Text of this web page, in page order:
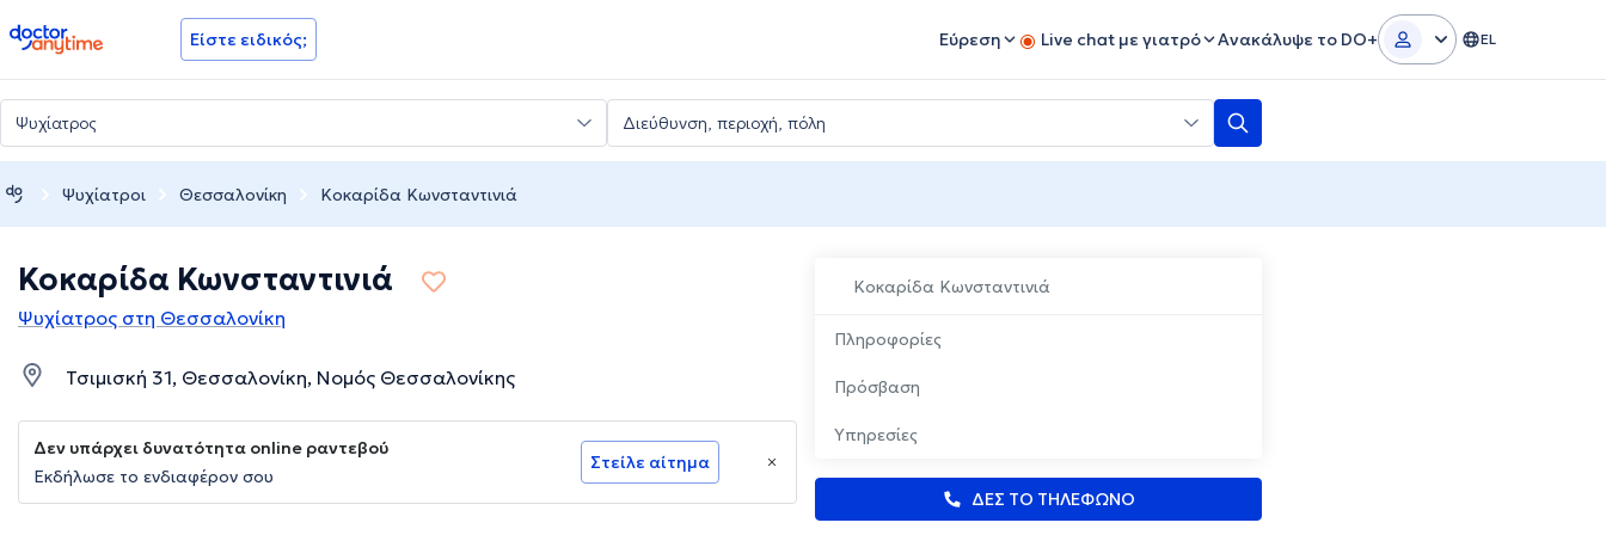
doctoranytime Είστε ειδικός; Εύρεση Live chat με γιατρό Ανακάλυψε το DO+ EL
Ψυχίατροι Θεσσαλονίκη Κοκαρίδα Κωνσταντινιά
Κοκαρίδα Κωνσταντινιά
Πληροφορίες
Πρόσβαση
Υπηρεσίες
ΔΕΣ ΤΟ ΤΗΛΕΦΩΝΟ
Κοκαρίδα Κωνσταντινιά
Ψυχίατρος στη Θεσσαλονίκη
Τσιμισκή 31, Θεσσαλονίκη, Νομός Θεσσαλονίκης
Δεν υπάρχει δυνατότητα online ραντεβού
Εκδήλωσε το ενδιαφέρον σου
Στείλε αίτημα